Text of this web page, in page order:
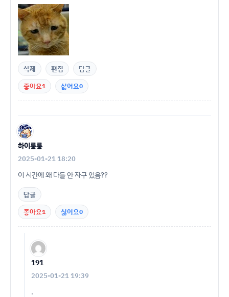
삭제 편집
답글
좋아요1 싫어요0
하이룽룽
2025-01-21 18:20
이 시간에 왜 다들 안 자구 있음??
답글
좋아요1 싫어요0
191
2025-01-21 19:39
.